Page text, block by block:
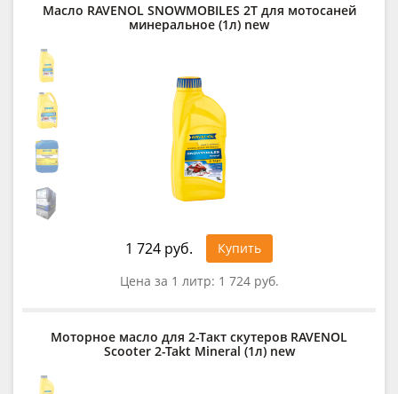
Масло RAVENOL SNOWMOBILES 2Т для мотосаней
минеральное (1л) new
1 724 руб.
Купить
Цена за 1 литр: 1 724 руб.
Моторное масло для 2-Такт скутеров RAVENOL
Scooter 2-Takt Mineral (1л) new